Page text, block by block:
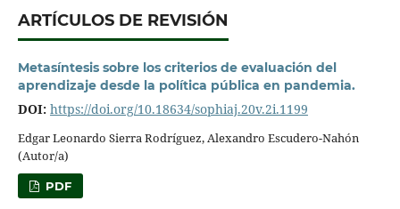
ARTÍCULOS DE REVISIÓN
Metasíntesis sobre los criterios de evaluación del
aprendizaje desde la política pública en pandemia.
DOI: https://doi.org/10.18634/sophiaj.20v.2i.1199
Edgar Leonardo Sierra Rodríguez, Alexandro Escudero-Nahón
(Autor/a)
PDF